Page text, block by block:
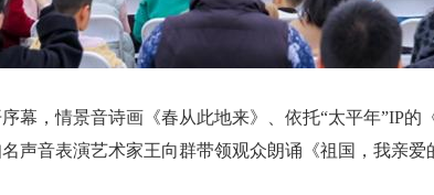
幕，情景音诗画《春从此地来》、依托“太平年”IP
声音表演艺术家王向群带领观众朗诵《祖国，我亲爱